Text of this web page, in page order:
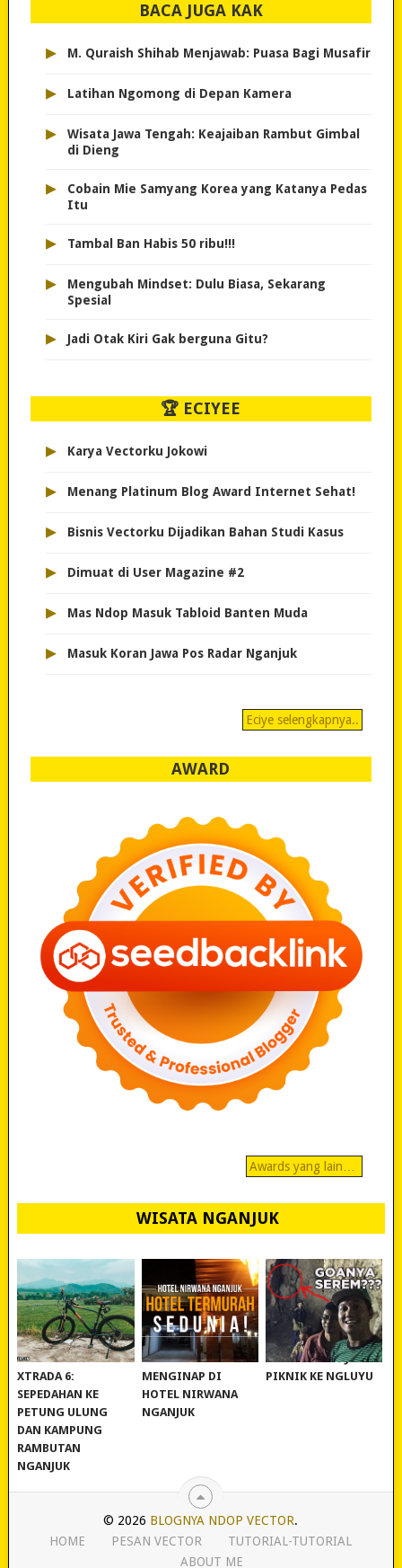
BACA JUGA KAK
▸ M. Quraish Shihab Menjawab: Puasa Bagi Musafir
▸ Latihan Ngomong di Depan Kamera
▸
Wisata Jawa Tengah: Keajaiban Rambut Gimbal
di Dieng
▸
Cobain Mie Samyang Korea yang Katanya Pedas
Itu
▸ Tambal Ban Habis 50 ribu!!!
▸
Mengubah Mindset: Dulu Biasa, Sekarang
Spesial
▸ Jadi Otak Kiri Gak berguna Gitu?
🏆 ECIYEE
▸ Karya Vectorku Jokowi
▸ Menang Platinum Blog Award Internet Sehat!
▸ Bisnis Vectorku Dijadikan Bahan Studi Kasus
▸ Dimuat di User Magazine #2
▸ Mas Ndop Masuk Tabloid Banten Muda
▸ Masuk Koran Jawa Pos Radar Nganjuk
Eciye selengkapnya..
AWARD
Awards yang lain…
WISATA NGANJUK
REVIEW POLYGON
XTRADA 6:
SEPEDAHAN KE
PETUNG ULUNG
DAN KAMPUNG
RAMBUTAN
NGANJUK
MURAH BANGET!
MENGINAP DI
HOTEL NIRWANA
NGANJUK
WISATA NGANJUK:
PIKNIK KE NGLUYU
© 2026 BLOGNYA NDOP VECTOR.
HOME
PESAN VECTOR
TUTORIAL-TUTORIAL
ABOUT ME